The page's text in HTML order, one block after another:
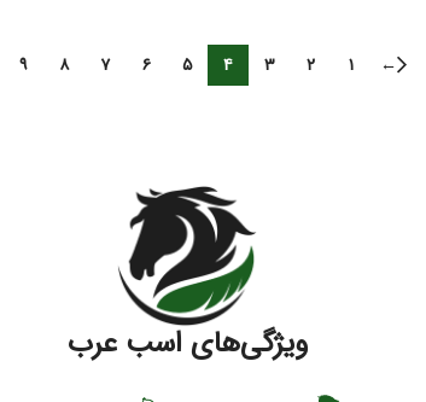
← ۱ ۲ ۳ ۴ ۵ ۶ ۷ ۸ ۹
ویژگی‌های اسب عرب